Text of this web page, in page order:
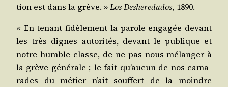
tion est dans la grève. »Los Deshe­re­da­dos, 1890.
« En tenant fidè­le­ment la parole enga­gée devant
les très dignes auto­ri­tés, devant le publique et
notre humble classe, de ne pas nous mélan­ger à
la grève géné­rale ; le fait qu’au­cun de nos cama­
rades du métier n’ait souf­fert de la moindre